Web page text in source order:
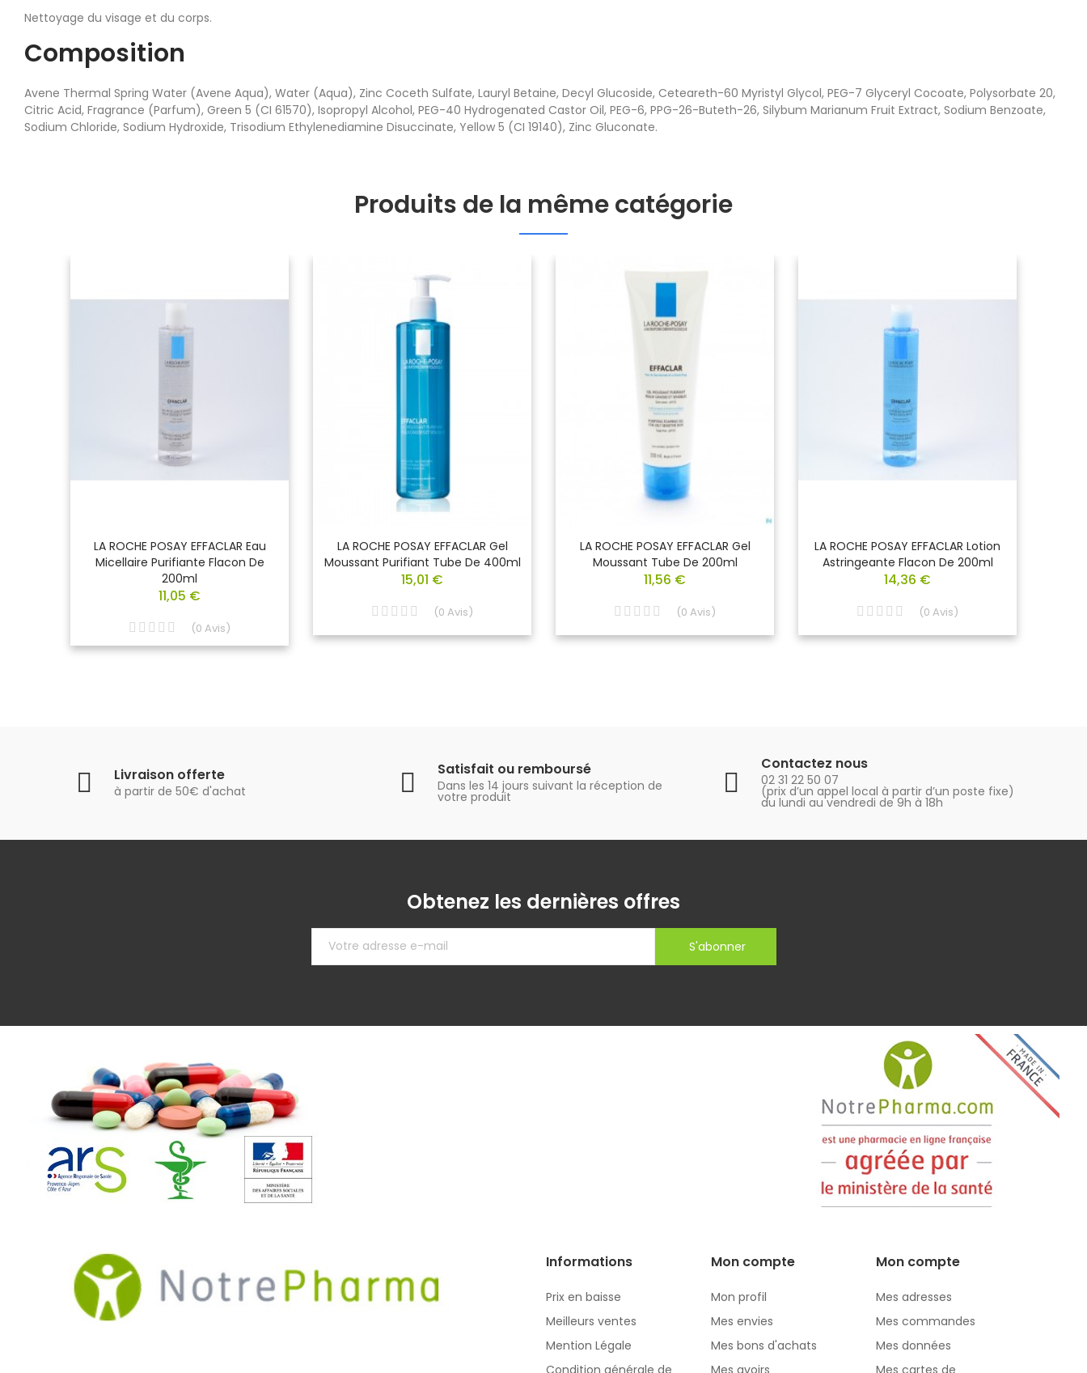
Nettoyage du visage et du corps.
Composition
Avene Thermal Spring Water (Avene Aqua), Water (Aqua), Zinc Coceth Sulfate, Lauryl Betaine, Decyl Glucoside, Ceteareth-60 Myristyl Glycol, PEG-7 Glyceryl Cocoate, Polysorbate 20,
Citric Acid, Fragrance (Parfum), Green 5 (CI 61570), Isopropyl Alcohol, PEG-40 Hydrogenated Castor Oil, PEG-6, PPG-26-Buteth-26, Silybum Marianum Fruit Extract, Sodium Benzoate,
Sodium Chloride, Sodium Hydroxide, Trisodium Ethylenediamine Disuccinate, Yellow 5 (CI 19140), Zinc Gluconate.
Produits de la même catégorie
LA ROCHE POSAY EFFACLAR Eau
Micellaire Purifiante Flacon De
200ml
11,05 €
(0 Avis)
LA ROCHE POSAY EFFACLAR Gel
Moussant Purifiant Tube De 400ml
15,01 €
(0 Avis)
LA ROCHE POSAY EFFACLAR Gel
Moussant Tube De 200ml
11,56 €
(0 Avis)
LA ROCHE POSAY EFFACLAR Lotion
Astringeante Flacon De 200ml
14,36 €
(0 Avis)
Livraison offerte
à partir de 50€ d'achat
Satisfait ou remboursé
Dans les 14 jours suivant la réception de
votre produit
Contactez nous
02 31 22 50 07
(prix d’un appel local à partir d’un poste fixe)
du lundi au vendredi de 9h à 18h
Obtenez les dernières offres
S'abonner
Informations
Prix en baisse
Meilleurs ventes
Mention Légale
Condition générale de
Mon compte
Mon profil
Mes envies
Mes bons d'achats
Mes avoirs
Mon compte
Mes adresses
Mes commandes
Mes données
Mes cartes de